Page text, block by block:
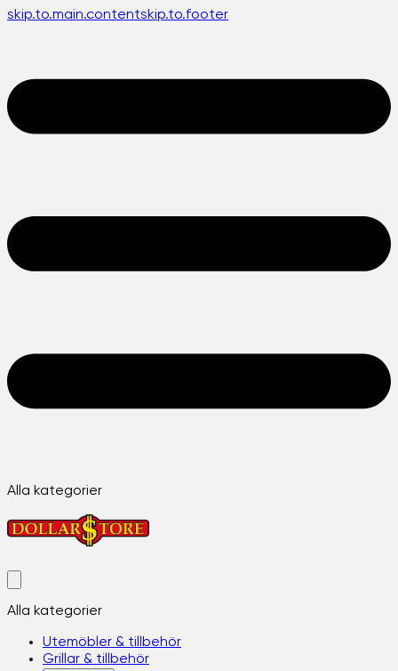
skip.to.main.contentskip.to.footer
Alla kategorier
Alla kategorier
Utemöbler & tillbehör
Grillar & tillbehör